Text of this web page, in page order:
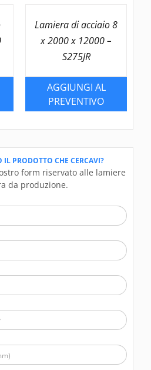
Lamiera di acciaio 8
x 2000 x 12000 –
S275JR
AGGIUNGI AL
PREVENTIVO
PRODOTTO CHE CERCAVI?
form riservato alle lamiere
da produzione.